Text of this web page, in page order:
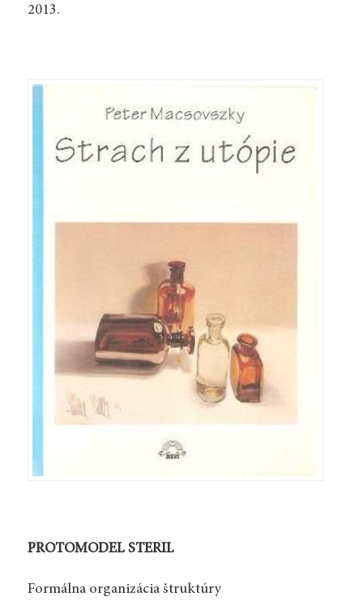
2013.
PROTOMODEL STERIL
Formálna organizácia štruktúry